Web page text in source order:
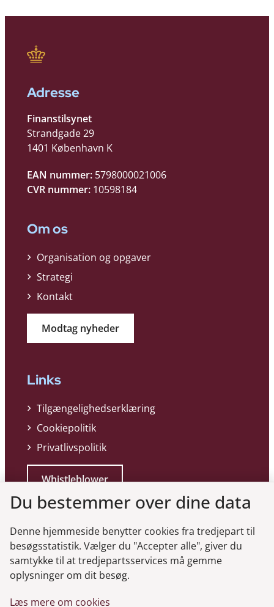
Adresse
Finanstilsynet
Strandgade 29
1401 København K
EAN nummer: 5798000021006
CVR nummer: 10598184
Om os
Organisation og opgaver
Strategi
Kontakt
Modtag nyheder
Links
Tilgængelighedserklæring
Cookiepolitik
Privatlivspolitik
Whistleblower
Genveje
Du bestemmer over dine data
Denne hjemmeside benytter cookies fra tredjepart til
besøgsstatistik. Vælger du "Accepter alle", giver du
samtykke til at tredjepartsservices må gemme
oplysninger om dit besøg.
Læs mere om cookies